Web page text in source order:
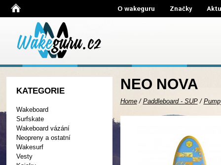
O wakeguru Značky
KATEGORIE
Wakeboard
Surfskate
Wakeboard vázání
Neopreny a ostatní
Wakesurf
Vesty
NEO NOVA
Home/ Paddleboard - SUP/